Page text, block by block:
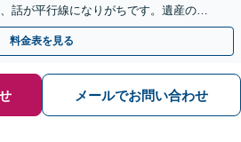
話が平行線になりがちです。遺産の使
化する前にお電話ください。
料金表を見る
メールでお問い合わせ